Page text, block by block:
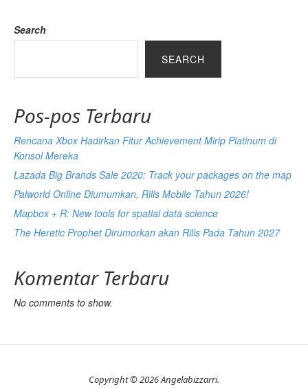
Search
SEARCH
Pos-pos Terbaru
Rencana Xbox Hadirkan Fitur Achievement Mirip Platinum di
Konsol Mereka
Lazada Big Brands Sale 2020: Track your packages on the map
Palworld Online Diumumkan, Rilis Mobile Tahun 2026!
Mapbox + R: New tools for spatial data science
The Heretic Prophet Dirumorkan akan Rilis Pada Tahun 2027
Komentar Terbaru
No comments to show.
Copyright © 2026 Angelabizzarri.